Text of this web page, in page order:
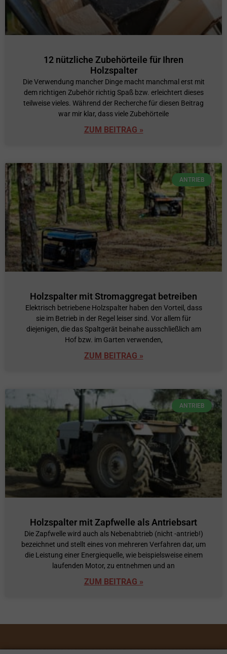
12 nützliche Zubehörteile für Ihren
Holzspalter
Die Verwendung mancher Dinge macht manchmal erst mit
dem richtigen Zubehör richtig Spaß bzw. erleichtert dieses
teilweise vieles. Während der Recherche für diesen Beitrag
war mir klar, dass viele Zubehörteile
ZUM BEITRAG »
ANTRIEB
Holzspalter mit Stromaggregat betreiben
Elektrisch betriebene Holzspalter haben den Vorteil, dass
sie im Betrieb in der Regel leiser sind. Vor allem für
diejenigen, die das Spaltgerät beinahe ausschließlich am
Hof bzw. im Garten verwenden,
ZUM BEITRAG »
ANTRIEB
Holzspalter mit Zapfwelle als Antriebsart
Die Zapfwelle wird auch als Nebenabtrieb (nicht -antrieb!)
bezeichnet und stellt eines von mehreren Verfahren dar, um
die Leistung einer Energiequelle, wie beispielsweise einem
laufenden Motor, zu entnehmen und an
ZUM BEITRAG »